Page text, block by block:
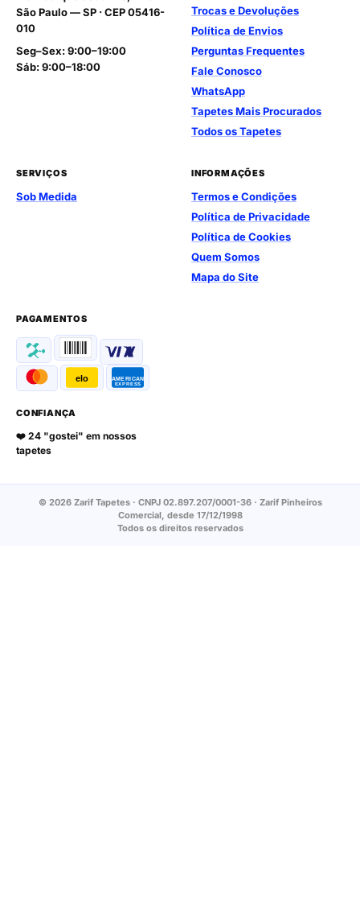
São Paulo — SP · CEP 05416-
010
Seg–Sex: 9:00–19:00
Sáb: 9:00–18:00
Trocas e Devoluções
Política de Envios
Perguntas Frequentes
Fale Conosco
WhatsApp
Tapetes Mais Procurados
Todos os Tapetes
SERVIÇOS
Sob Medida
INFORMAÇÕES
Termos e Condições
Política de Privacidade
Política de Cookies
Quem Somos
Mapa do Site
PAGAMENTOS
elo AMERICAN
EXPRESS
CONFIANÇA
❤️ 24 "gostei" em nossos
tapetes
© 2026 Zarif Tapetes · CNPJ 02.897.207/0001-36 · Zarif Pinheiros
Comercial, desde 17/12/1998
Todos os direitos reservados